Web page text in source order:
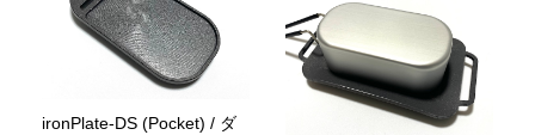
ironPlate-DS (Pocket) / ダ